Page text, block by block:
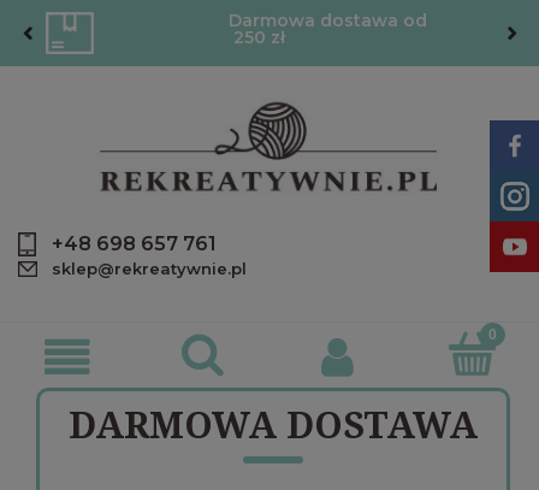
Darmowa dostawa od
250 zł
+48 698 657 761
sklep@rekreatywnie.pl
DARMOWA DOSTAWA